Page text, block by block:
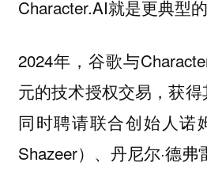
Character.AI就是更典型的
2024年，谷歌与
元的技术授权交易，获得
同时聘请联合创始人诺
Shazeer）、丹尼尔·德